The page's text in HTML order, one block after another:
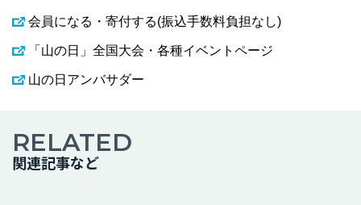
会員になる・寄付する(振込手数料負担なし)
「山の日」全国大会・各種イベントページ
山の日アンバサダー
RELATED
関連記事など